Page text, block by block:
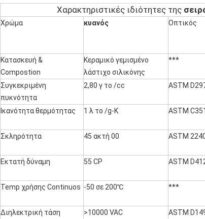
Χαρακτηριστικές ιδιότητες της
Χρώμα κυανός Οπτικός
Κατασκευή &
Compostion
Κεραμικό γεμισμένο
λάστιχο σιλικόνης
***
Συγκεκριμένη
πυκνότητα
2,80 γ το /cc ASTM
Ικανότητα θερμότητας
1 λ το /g-K ASTM C351
Σκληρότητα
45 ακτή 00 ASTM
Εκτατή δύναμη
55 CP ASTM
Temp χρήσης Continuos -50 σε 200℃ ***
Διηλεκτρική τάση
>10000 VAC ASTM